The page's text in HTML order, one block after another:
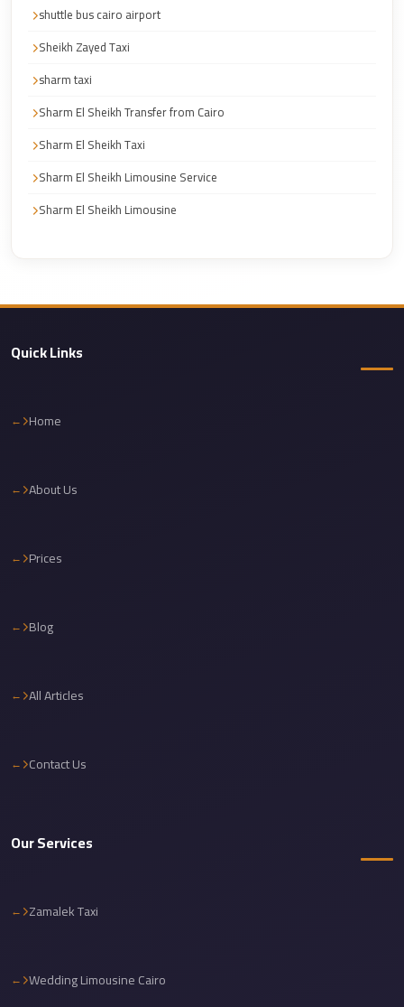
shuttle bus cairo airport
Sheikh Zayed Taxi
sharm taxi
Sharm El Sheikh Transfer from Cairo
Sharm El Sheikh Taxi
Sharm El Sheikh Limousine Service
Sharm El Sheikh Limousine
Corporate
Transfer
Cairo
Business
Corporate
Transfer
Service
Cairo
with
Cairo
Tours
Service
Sightseeing
Cairo
Cairo
Companies
Cairo
Airport
International
Quick Links
Home
About Us
Prices
Blog
All Articles
Contact Us
Our Services
Zamalek Taxi
Wedding Limousine Cairo